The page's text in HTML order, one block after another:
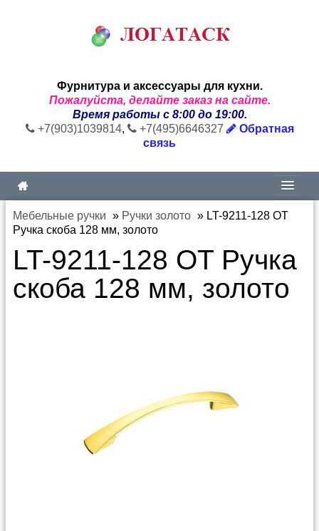
Фурнитура и аксессуары для кухни.
Пожалуйста, делайте заказ на сайте.
Время работы с 8:00 до 19:00.
+7(903)1039814, +7(495)6646327
Обратная
связь
Мебельные ручки » Ручки золото » LT-9211-128 OT
Ручка скоба 128 мм, золото
LT-9211-128 OT Ручка
скоба 128 мм, золото